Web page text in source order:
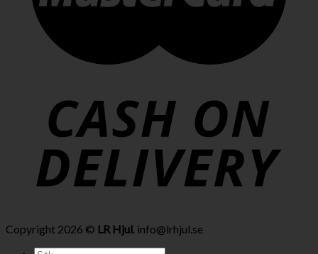
Copyright 2026 © LR Hjul. info@lrhjul.se